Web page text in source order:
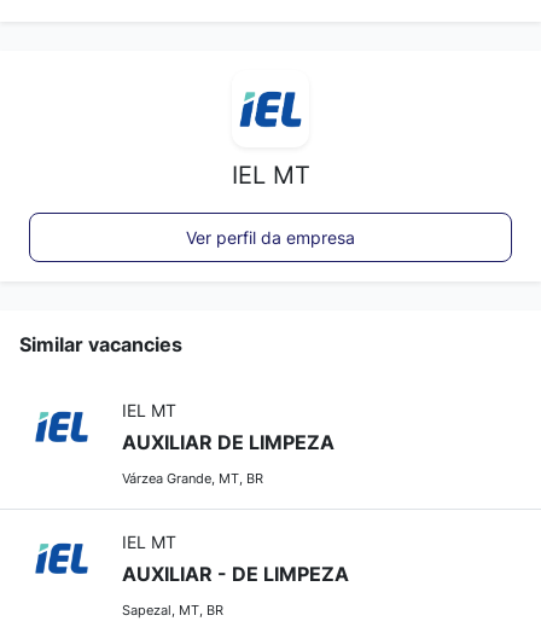
IEL MT
Ver perfil da empresa
Similar vacancies
IEL MT
AUXILIAR DE LIMPEZA
Várzea Grande, MT, BR
IEL MT
AUXILIAR - DE LIMPEZA
Sapezal, MT, BR